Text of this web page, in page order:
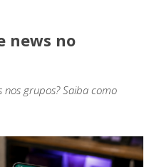
news no
nos grupos? Saiba como